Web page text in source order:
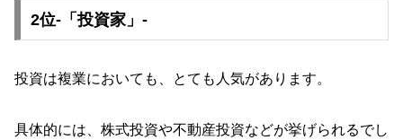
2位-「投資家」-
投資は複業においても、とても人気があります。
具体的には、株式投資や不動産投資などが挙げられるでし